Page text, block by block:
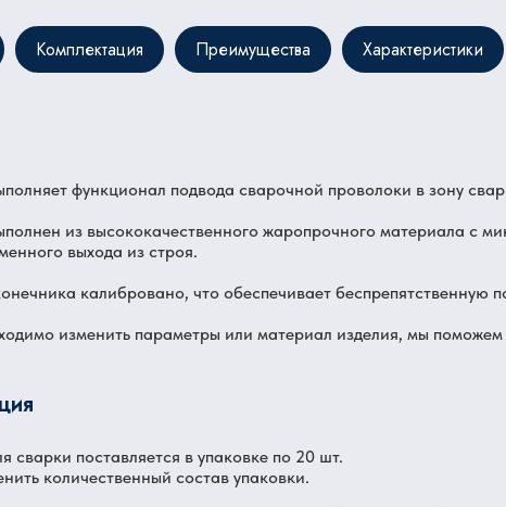
Комплектация Преимущества Характеристики
функционал подвода сварочной проволоки в зону
из высококачественного жаропрочного материала с
выхода из строя.
калибровано, что обеспечивает беспрепятственную
изменить параметры или материал изделия, мы
сварки поставляется в упаковке по 20 шт.
количественный состав упаковки.